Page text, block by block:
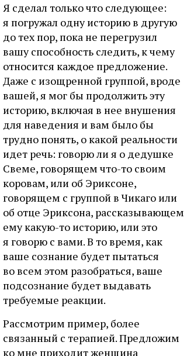
Я сделал только что следующее:
я погружал одну историю в другую
до тех пор, пока не перегрузил
вашу способность следить, к чему
относится каждое предложение.
Даже с изощренной группой, вроде
вашей, я мог бы продолжить эту
историю, включая в нее внушения
для наведения и вам было бы
трудно понять, о какой реальности
идет речь: говорю ли я о дедушке
Свеме, говорящем что-то своим
коровам, или об Эриксоне,
говорящем с группой в Чикаго или
об отце Эриксона, рассказывающем
ему какую-то историю, или это
я говорю с вами. В то время, как
ваше сознание будет пытаться
во всем этом разобраться, ваше
подсознание будет выдавать
требуемые реакции.
Рассмотрим пример, более
связанный с терапией. Предложим
ко мне приходит женщина